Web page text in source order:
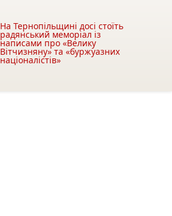
На Тернопільщині досі стоїть
радянський меморіал із
написами про «Велику
Вітчизняну» та «буржуазних
націоналістів»